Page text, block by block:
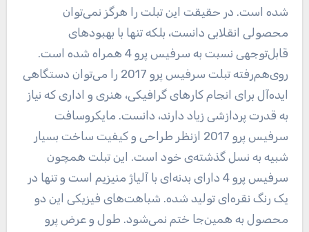
شده است. در حقیقت این تبلت را هرگز نمی‌توان
محصولی انقلابی دانست، بلکه تنها با بهبودهای
قابل‌توجهی نسبت به سرفیس پرو 4 همراه شده است.
روی‌هم‌رفته تبلت سرفیس پرو 2017 را می‌توان دستگاهی
ایده‌آل برای انجام کارهای گرافیکی، هنری و اداری که نیاز
به قدرت پردازشی زیاد دارند، دانست. مایکروسافت
سرفیس پرو 2017 ازنظر طراحی و کیفیت ساخت بسیار
شبیه به نسل گذشته‌ی خود است. این تبلت همچون
سرفیس پرو 4 دارای بدنه‌ای با آلیاژ منیزیم است و تنها در
یک رنگ نقره‌ای تولید شده. شباهت‌های فیزیکی این دو
محصول به همین‌جا ختم نمی‌شود. طول و عرض پرو